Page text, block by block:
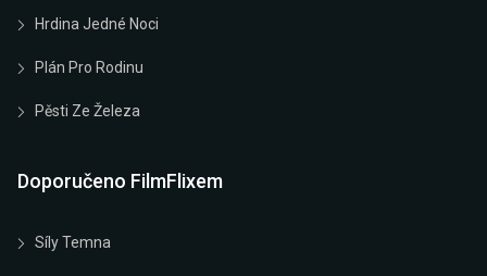
Hrdina Jedné Noci
Plán Pro Rodinu
Pěsti Ze Železa
Doporučeno FilmFlixem
Síly Temna